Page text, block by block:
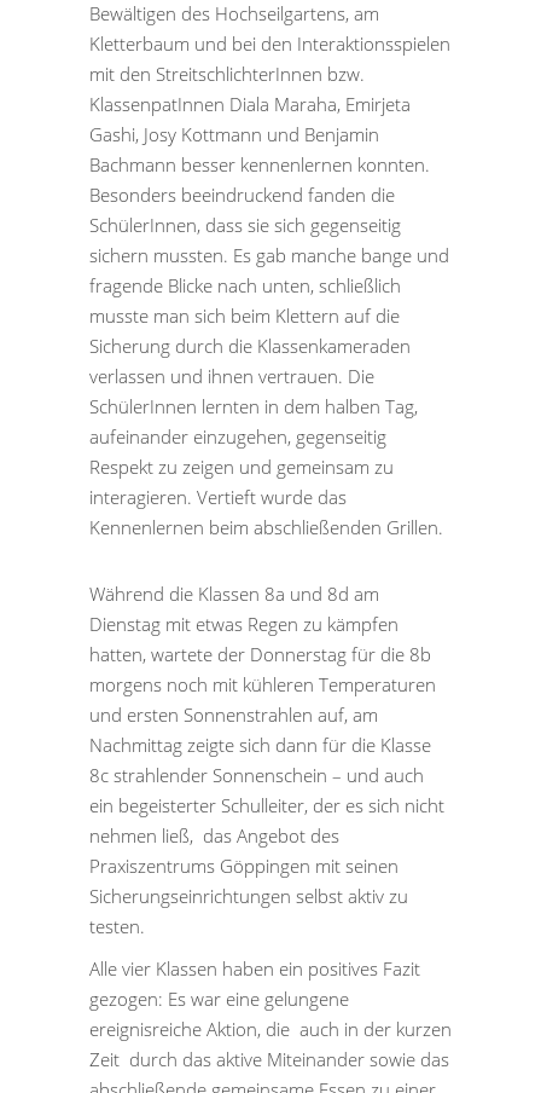
Bewältigen des Hochseilgartens, am
Kletterbaum und bei den Interaktionsspielen
mit den StreitschlichterInnen bzw.
KlassenpatInnen Diala Maraha, Emirjeta
Gashi, Josy Kottmann und Benjamin
Bachmann besser kennenlernen konnten.
Besonders beeindruckend fanden die
SchülerInnen, dass sie sich gegenseitig
sichern mussten. Es gab manche bange und
fragende Blicke nach unten, schließlich
musste man sich beim Klettern auf die
Sicherung durch die Klassenkameraden
verlassen und ihnen vertrauen. Die
SchülerInnen lernten in dem halben Tag,
aufeinander einzugehen, gegenseitig
Respekt zu zeigen und gemeinsam zu
interagieren. Vertieft wurde das
Kennenlernen beim abschließenden Grillen.
Während die Klassen 8a und 8d am
Dienstag mit etwas Regen zu kämpfen
hatten, wartete der Donnerstag für die 8b
morgens noch mit kühleren Temperaturen
und ersten Sonnenstrahlen auf, am
Nachmittag zeigte sich dann für die Klasse
8c strahlender Sonnenschein – und auch
ein begeisterter Schulleiter, der es sich nicht
nehmen ließ, das Angebot des
Praxiszentrums Göppingen mit seinen
Sicherungseinrichtungen selbst aktiv zu
testen.
Alle vier Klassen haben ein positives Fazit
gezogen: Es war eine gelungene
ereignisreiche Aktion, die auch in der kurzen
Zeit durch das aktive Miteinander sowie das